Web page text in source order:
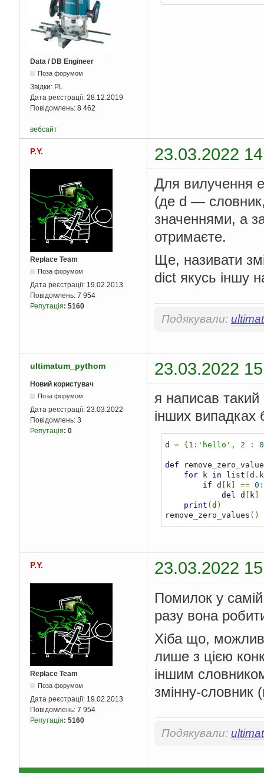
Data / DB Engineer
Поза форумом
Звідки: PL
Дата реєстрації: 28.12.2019
Повідомлень: 8 462
вебсайт
P.Y. 23.03.2022
Replace Team
Поза форумом
Дата реєстрації: 19.02.2013
Повідомлень: 7 954
Репутація: 5160
Для вилучення
(де d —
значеннями, а
отримаєте.
Ще, називати
dict якусь іншу
Подякували:
ultimatum_pythom 23.03.2022
Новий користувач
Поза форумом
Дата реєстрації: 23.03.2022
Повідомлень: 3
Репутація: 0
я написав такий
інших
d = {1 : 'hello' , 2 : 0
def
for k in list (d .
if d [ k ] == 0 :
del
d [ k ]
print (d )
remove_zero_values ()
P.Y. 23.03.2022
Replace Team
Поза форумом
Дата реєстрації: 19.02.2013
Повідомлень: 7 954
Репутація: 5160
Помилок у
разу вона
Хіба що,
лише з цією
іншим
змінну-словник
Подякували: